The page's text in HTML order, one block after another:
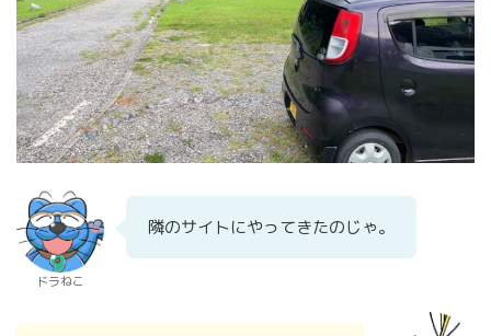
ドラねこ
隣のサイトにやってきたのじゃ。